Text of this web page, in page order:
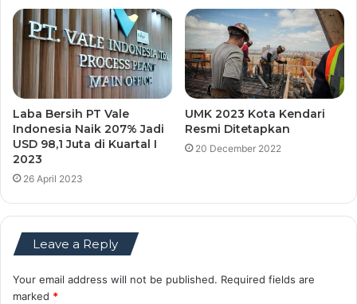
Laba Bersih PT Vale
Indonesia Naik 207% Jadi
USD 98,1 Juta di Kuartal I
2023
26 April 2023
UMK 2023 Kota Kendari
Resmi Ditetapkan
20 December 2022
Leave a Reply
Your email address will not be published. Required fields are
marked *